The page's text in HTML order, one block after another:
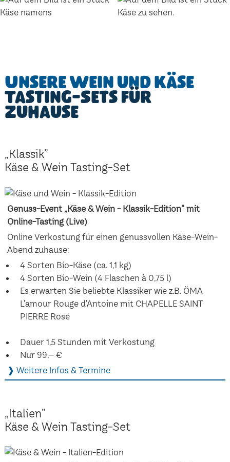
Unsere Wein und Käse
Tasting-Sets für
Zuhause
„Klassik”
Käse & Wein Tasting-Set
Genuss-Event „Käse & Wein - Klassik-Edition" mit
Online-Tasting (Live)
Online Verkostung für einen genussvollen Käse-Wein-
Abend zuhause:
4 Sorten Bio-Käse (ca. 1,1 kg)
4 Sorten Bio-Wein (4 Flaschen à 0,75 l)
Es erwarten Sie beliebte Klassiker wie z.B. ÖMA
L'amour Rouge d'Antoine mit CHAPELLE SAINT
PIERRE Rosé
Dauer 1,5 Stunden mit Verkostung
Nur 99,– €
❱ Weitere Infos & Termine
„Italien”
Käse & Wein Tasting-Set